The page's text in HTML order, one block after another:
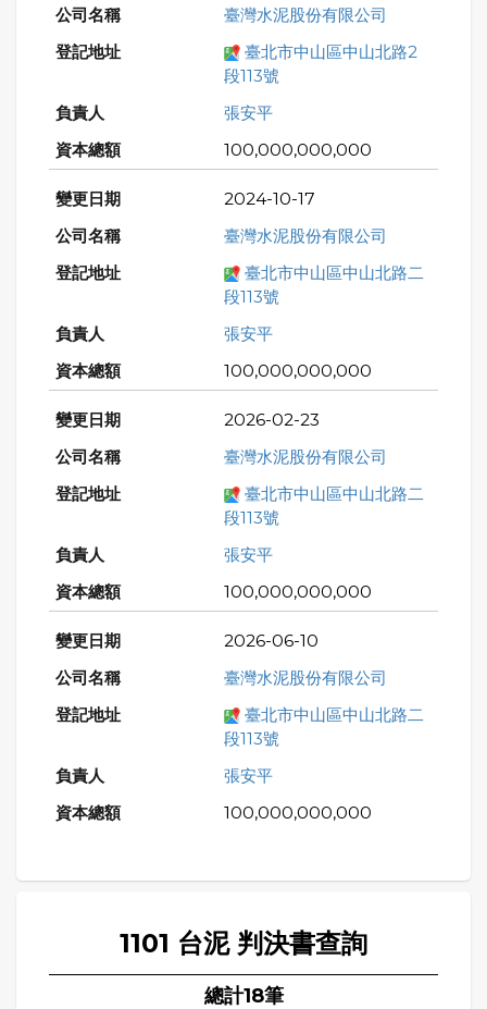
臺灣水泥股份有限公司
臺北市中山區中山北路2
段113號
張安平
100,000,000,000
2024-10-17
臺灣水泥股份有限公司
臺北市中山區中山北路二
段113號
張安平
100,000,000,000
2026-02-23
臺灣水泥股份有限公司
臺北市中山區中山北路二
段113號
張安平
100,000,000,000
2026-06-10
臺灣水泥股份有限公司
臺北市中山區中山北路二
段113號
張安平
100,000,000,000
1101 台泥 判決書查詢
總計18筆